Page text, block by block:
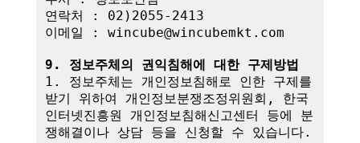
연락처 : 02)2055-2413
이메일 : wincube@wincubemkt.com
9. 정보주체의 권익침해에 대한 구제방법
1. 정보주체는 개인정보침해로 인한 구제를
받기 위하여 개인정보분쟁조정위원회, 한국
인터넷진흥원 개인정보침해신고센터 등에 분
쟁해결이나 상담 등을 신청할 수 있습니다.